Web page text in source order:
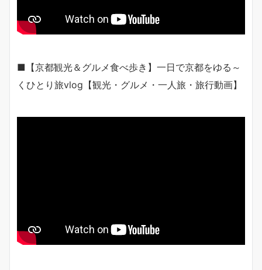
■【京都観光＆グルメ食べ歩き】一日で京都をゆる～
くひとり旅vlog【観光・グルメ・一人旅・旅行動画】